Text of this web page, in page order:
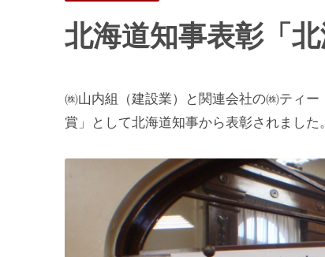
北海道知事表彰「
㈱山内組（建設業）と関連会社の㈱ティ
賞」として北海道知事から表彰されました。